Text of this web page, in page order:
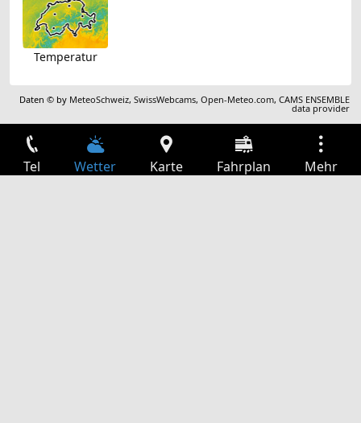
Temperatur
Daten © by MeteoSchweiz,SwissWebcams,Open-Meteo.com,CAMS ENSEMBLE
data provider
Tel Wetter Karte Fahrplan Mehr